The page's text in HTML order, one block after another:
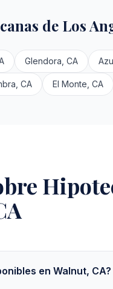
de Los
Glendora, CA
CA El Monte, CA
en Walnut, CA?